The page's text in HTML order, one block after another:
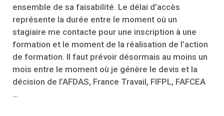
ensemble de sa faisabilité. Le délai d’accès
représente la durée entre le moment où un
stagiaire me contacte pour une inscription à une
formation et le moment de la réalisation de l’action
de formation. Il faut prévoir désormais au moins un
mois entre le moment où je génère le devis et la
décision de l’AFDAS, France Travail, FIFPL, FAFCEA
…